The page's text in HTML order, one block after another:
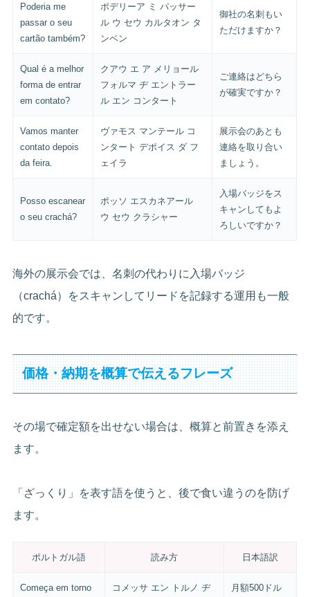
Poderia me
passar o seu
cartão também?
ポデリーア ミ パッサー
ル ウ セウ カルタオン タ
ンベン
御社の名刺もい
ただけますか？
Qual é a melhor
forma de entrar
em contato?
クアウ エ ア メリョール
フォルマ ヂ エントラー
ル エン コンタート
ご連絡はどちら
が確実ですか？
Vamos manter
contato depois
da feira.
ヴァモス マンテール コ
ンタート デポイス ダ フ
ェイラ
展示会のあとも
連絡を取り合い
ましょう。
Posso escanear
o seu crachá?
ポッソ エスカネアール
ウ セウ クラシャー
入場バッジをス
キャンしてもよ
ろしいですか？
海外の展示会では、名刺の代わりに入場バッジ
（crachá）をスキャンしてリードを記録する運用も一般
的です。
価格・納期を概算で伝えるフレーズ
その場で確定額を出せない場合は、概算と前置きを添え
ます。
「ざっくり」を表す語を使うと、後で食い違うのを防げ
ます。
ポルトガル語 読み方 日本語訳
Começa em torno コメッサ エン トルノ ヂ 月額500ドル